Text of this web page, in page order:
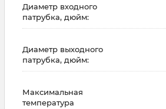
Диаметр входного
патрубка, дюйм:
Диаметр выходного
патрубка, дюйм:
Максимальная
температура